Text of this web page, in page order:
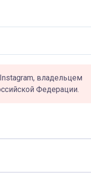
владельцем
Федерации.